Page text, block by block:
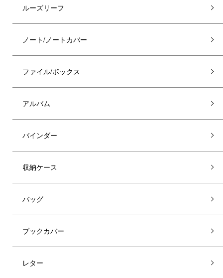
ルーズリーフ
ノート/ノートカバー
ファイル/ボックス
アルバム
バインダー
収納ケース
バッグ
ブックカバー
レター